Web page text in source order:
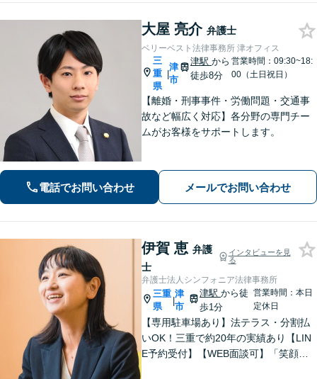
大屋 亮介 弁護士
ベリーベスト法律事務所 津オフィス
三
重
県
|
津
市
津駅から
徒歩8分
営業時間：09:30~18:
00（土日祝日）
【離婚・刑事事件・労働問題・交通事
故など幅広く対応】各分野の専門チー
ムがお客様をサポートします。
電話でお問い合わせ メールでお問い合わせ
伊賀 恵 弁護
士
インタビューを見
る
弁護士法人シンフォニア法律事務所
三重
県
|
津
市
津駅から徒
歩1分
営業時間：本日
定休日
【専用駐車場あり】法テラス・分割払
いOK！三重で約20年の実績あり【LIN
E予約受付】【WEB面談可】「笑顔に